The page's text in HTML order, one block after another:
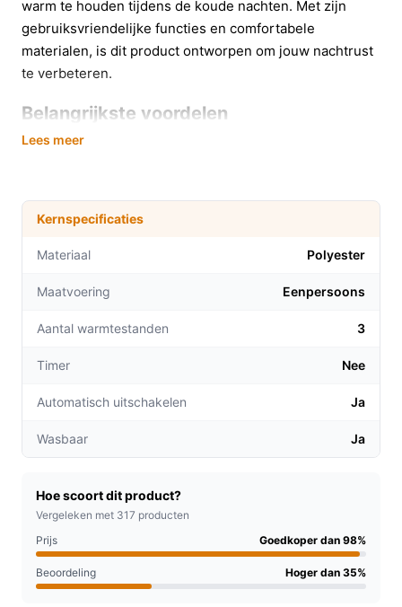
warm te houden tijdens de koude nachten. Met zijn
gebruiksvriendelijke functies en comfortabele
materialen, is dit product ontworpen om jouw nachtrust
te verbeteren.
Belangrijkste voordelen
Deze warmteonderdeken heeft diverse voordelen die je
**Drie temperatuurstanden**: Kies eenvoudig de
gewenste warmte-instelling voor een perfecte
nachtrust, of je nu een lichte of intensieve warmte
**Wasbaar ontwerp**: De afneembare bediening
reinigen, waardoor hygiëne gewaarborgd blijft.
**Veilige werking**: Dankzij de automatische
oververhittingsbeveiliging hoef je je geen zorgen
Voor welke doelgroep?
Deze warmteonderdeken is ideaal voor iedereen die
gevoelig is voor kou, zoals ouderen of mensen met een
slechte bloedsomloop. Ook perfect voor wie graag in
een warm bed kruipt na een lange dag of voor mensen
met spier- of gewrichtspijn die warmte nodig hebben
Lees meer
Kernspecificaties
Materiaal Polyester
Maatvoering Eenpersoons
Aantal warmtestanden 3
Timer Nee
Automatisch uitschakelen Ja
Wasbaar Ja
Hoe scoort dit product?
Vergeleken met 317 producten
Prijs
Goedkoper dan 98%
Beoordeling Hoger dan 35%